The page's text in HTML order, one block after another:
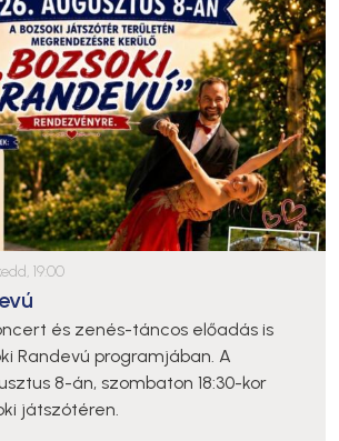
19:00
és zenés-táncos előadás is
Randevú programjában. A
8-án, szombaton 18:30-kor
játszótéren.